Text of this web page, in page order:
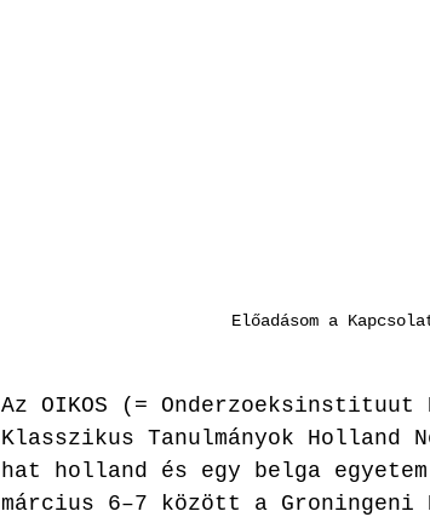
Előadásom a
Az OIKOS (=
Klasszikus Tanulmányok Holland
hat holland és egy belga
március 6–7 között a Groningeni